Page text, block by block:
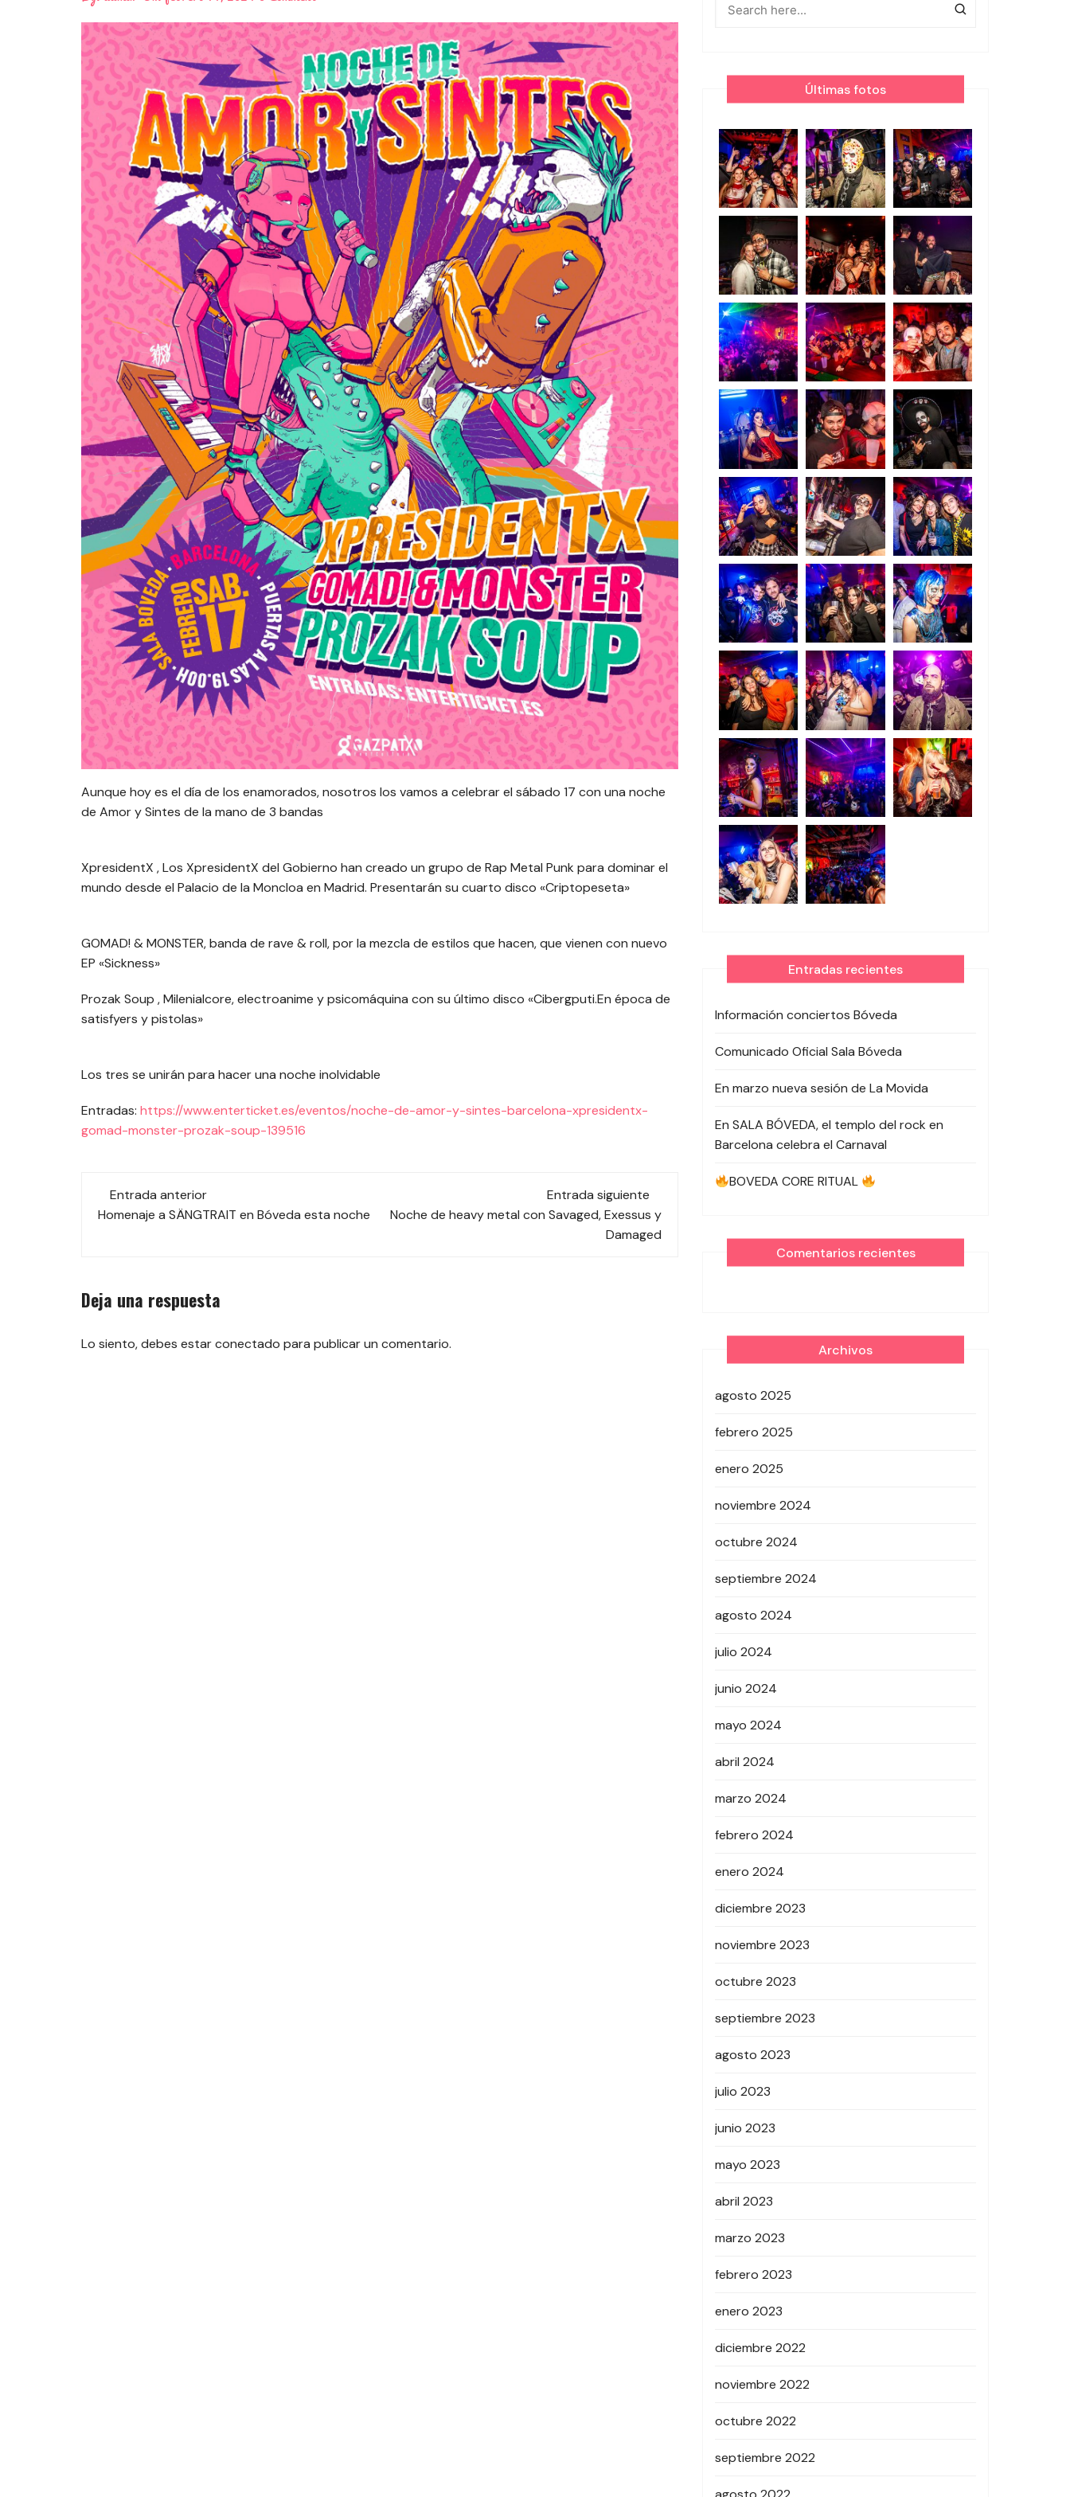
Aunque hoy es el día de los enamorados, nosotros los vamos a celebrar el sábado 17 con una noche
de Amor y Sintes de la mano de 3 bandas
XpresidentX , Los XpresidentX del Gobierno han creado un grupo de Rap Metal Punk para dominar el
mundo desde el Palacio de la Moncloa en Madrid. Presentarán su cuarto disco «Criptopeseta»
GOMAD! & MONSTER, banda de rave & roll, por la mezcla de estilos que hacen, que vienen con nuevo
EP «Sickness»
Prozak Soup , Milenialcore, electroanime y psicomáquina con su último disco «Cibergputi.En época de
satisfyers y pistolas»
Los tres se unirán para hacer una noche inolvidable
Entradas: https://www.enterticket.es/eventos/noche-de-amor-y-sintes-barcelona-xpresidentx-
gomad-monster-prozak-soup-139516
Navegación
de
entradas
Entrada anterior
Homenaje a SÄNGTRAIT en Bóveda esta noche
Entrada siguiente
Noche de heavy metal con Savaged, Exessus y
Damaged
Deja una respuesta
Lo siento, debes estarconectado para publicar un comentario.
Últimas fotos
Entradas recientes
Información conciertos Bóveda
Comunicado Oficial Sala Bóveda
En marzo nueva sesión de La Movida
En SALA BÓVEDA, el templo del rock en
Barcelona celebra el Carnaval
BOVEDA CORE RITUAL
Comentarios recientes
Archivos
agosto 2025
febrero 2025
enero 2025
noviembre 2024
octubre 2024
septiembre 2024
agosto 2024
julio 2024
junio 2024
mayo 2024
abril 2024
marzo 2024
febrero 2024
enero 2024
diciembre 2023
noviembre 2023
octubre 2023
septiembre 2023
agosto 2023
julio 2023
junio 2023
mayo 2023
abril 2023
marzo 2023
febrero 2023
enero 2023
diciembre 2022
noviembre 2022
octubre 2022
septiembre 2022